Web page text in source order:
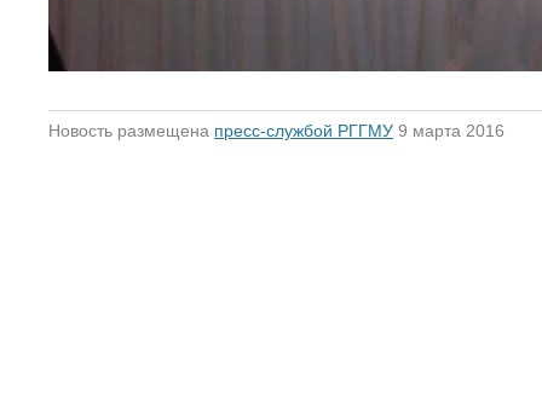
Новость размещена пресс-службой РГГМУ 9 марта 2016